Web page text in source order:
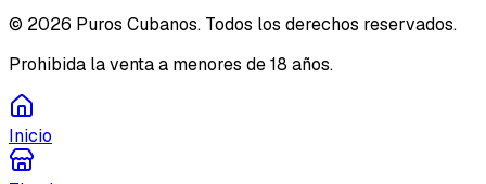
© 2026 Puros Cubanos. Todos los derechos reservados.
Prohibida la venta a menores de 18 años.
Inicio